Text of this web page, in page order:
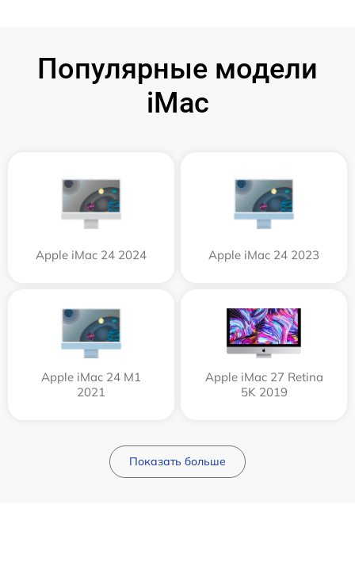
Популярные модели
iMac
Apple iMac 24 2024 Apple iMac 24 2023
Apple iMac 24 M1
2021
Apple iMac 27 Retina
5K 2019
Показать больше